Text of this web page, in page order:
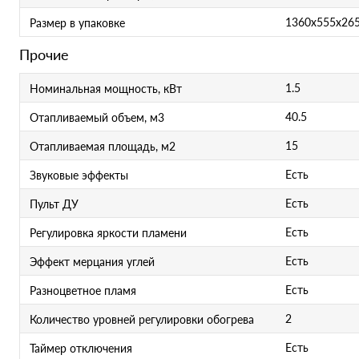
Размер в упаковке
Прочие
Номинальная мощность, кВт 1.5
Отапливаемый объем, м3 40.5
Отапливаемая площадь, м2 15
Звуковые эффекты Есть
Пульт ДУ Есть
Регулировка яркости пламени Есть
Эффект мерцания углей Есть
Разноцветное пламя Есть
Количество уровней регулировки обогрева 2
Таймер отключения Есть